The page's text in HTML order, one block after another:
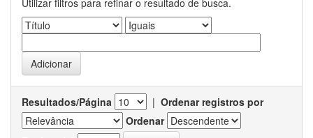
Utilizar filtros para refinar o resultado de busca.
Resultados/Página | Ordenar registros por
Ordenar